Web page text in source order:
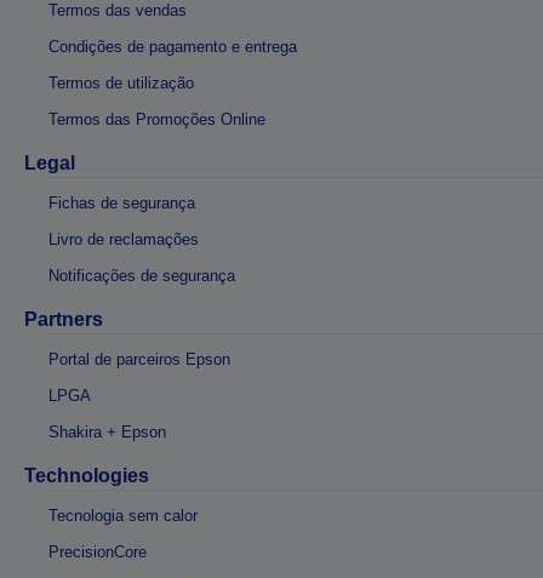
Termos das vendas
Condições de pagamento e entrega
Termos de utilização
Termos das Promoções Online
Legal
Fichas de segurança
Livro de reclamações
Notificações de segurança
Partners
Portal de parceiros Epson
LPGA
Shakira + Epson
Technologies
Tecnologia sem calor
PrecisionCore